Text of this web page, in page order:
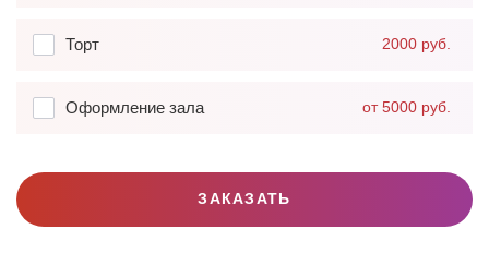
Торт 2000 руб.
Оформление зала от 5000 руб.
ЗАКАЗАТЬ